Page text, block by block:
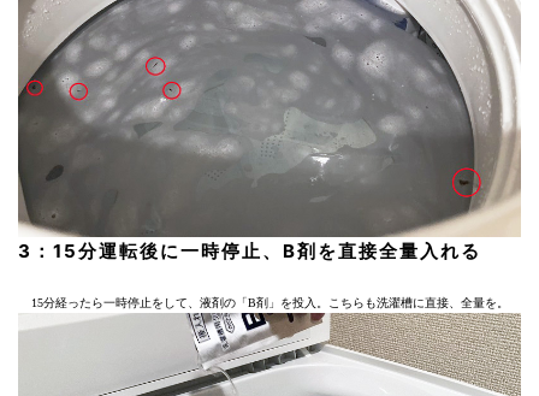
3：15分運転後に一時停止、B剤を直接全量入れる
15分経ったら一時停止をして、液剤の「B剤」を投入。こちらも洗濯槽に直接、全量を。